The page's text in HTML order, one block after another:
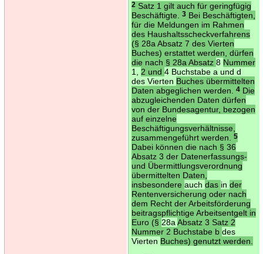
2Satz 1 gilt auch für geringfügig
Beschäftigte.
3Bei Beschäftigten,
für die Meldungen im Rahmen
des Haushaltsscheckverfahrens
(§ 28a Absatz 7 des Vierten
Buches) erstattet werden, dürfen
die nach § 28a Absatz 8 Nummer
1, 2 und 4 Buchstabe a und d
des Vierten Buches übermittelten
Daten abgeglichen werden.
4Die
abzugleichenden Daten dürfen
von der Bundesagentur, bezogen
auf einzelne
Beschäftigungsverhältnisse,
zusammengeführt werden.
5
Dabei können die nach § 36
Absatz 3 der Datenerfassungs-
und Übermittlungsverordnung
übermittelten Daten,
insbesondere auch das in der
Rentenversicherung oder nach
dem Recht der Arbeitsförderung
beitragspflichtige Arbeitsentgelt in
Euro (§ 28a Absatz 3 Satz 2
Nummer 2 Buchstabe b des
Vierten Buches) genutzt werden.